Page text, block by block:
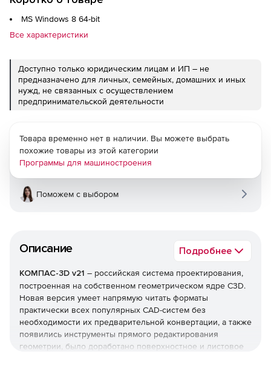
MS Windows 8 64-bit
Все характеристики
Доступно только юридическим лицам и ИП – не
предназначено для личных, семейных, домашних и иных
нужд, не связанных с осуществлением
предпринимательской деятельности
Описание Подробнее
КОМПАС-3D v21 – российская система проектирования,
построенная на собственном геометрическом ядре C3D.
Новая версия умеет напрямую читать форматы
практически всех популярных CAD-систем без
необходимости их предварительной конвертации, а также
появились инструменты прямого редактирования
геометрии, было доработано поверхностное и листовое
Товара временно нет в наличии. Вы можете выбрать
похожие товары из этой категории
Программы для машиностроения
Поможем с выбором